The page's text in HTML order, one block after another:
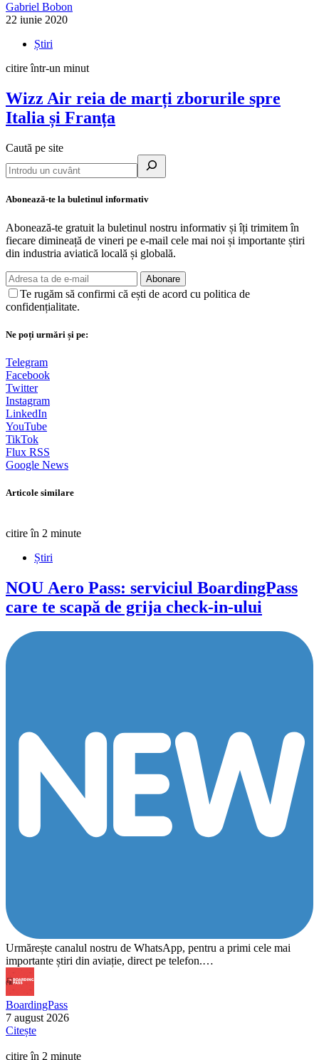
Gabriel Bobon
22 iunie 2020
Știri
citire într-un minut
Wizz Air reia de marți zborurile spre
Italia și Franța
Caută pe site
Abonează-te la buletinul informativ
Abonează-te gratuit la buletinul nostru informativ și îți trimitem în
fiecare dimineață de vineri pe e-mail cele mai noi și importante știri
din industria aviatică locală și globală.
Abonare
Te rugăm să confirmi că ești de acord cu politica de
confidențialitate.
Ne poți urmări și pe:
Telegram
Facebook
Twitter
Instagram
LinkedIn
YouTube
TikTok
Flux RSS
Google News
Articole similare
citire în 2 minute
Știri
NOU Aero Pass: serviciul BoardingPass
care te scapă de grija check-in-ului
Urmărește canalul nostru de WhatsApp, pentru a primi cele mai
importante știri din aviație, direct pe telefon.…
BoardingPass
7 august 2026
Citește
citire în 2 minute